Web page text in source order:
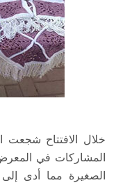
خلال الافتتاح شجعت
المشاركات في
الصغيرة مما أدى